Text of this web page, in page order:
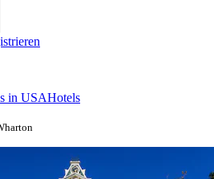
in USAHotels